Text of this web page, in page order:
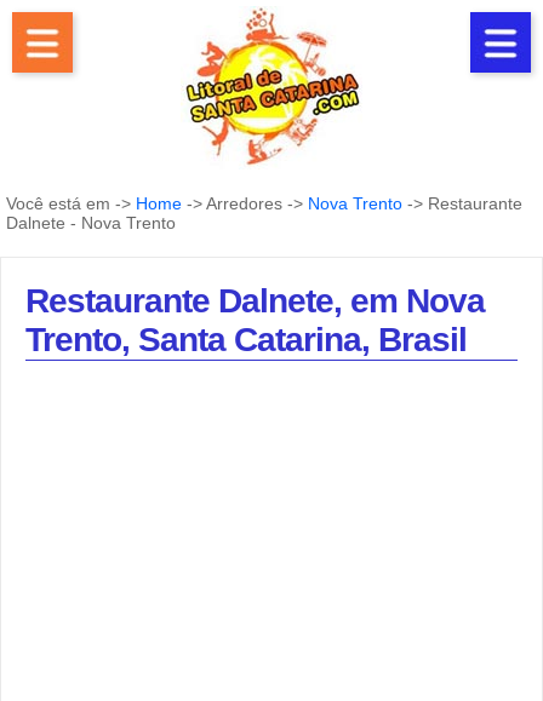
Você está em -> Home -> Arredores -> Nova Trento -> Restaurante
Dalnete - Nova Trento
Restaurante Dalnete, em Nova
Trento, Santa Catarina, Brasil